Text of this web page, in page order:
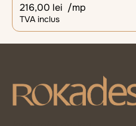
216,00 lei /mp
TVA inclus